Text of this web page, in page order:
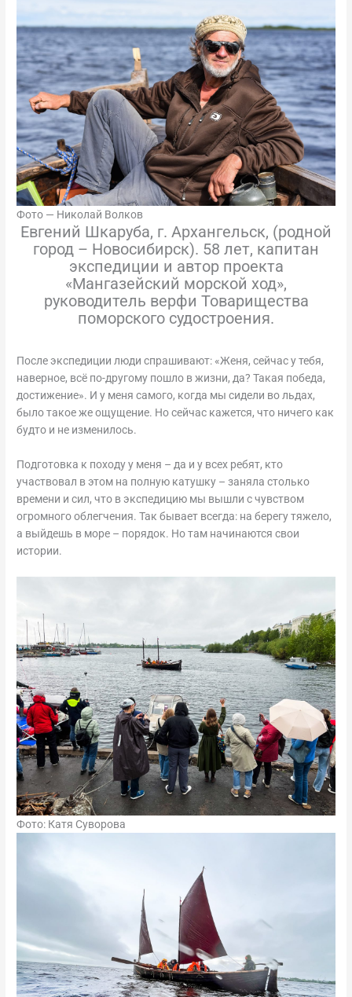
Фото — Николай Волков
Евгений Шкаруба, г. Архангельск, (родной
город – Новосибирск). 58 лет, капитан
экспедиции и автор проекта
«Мангазейский морской ход»,
руководитель верфи Товарищества
поморского судостроения.
После экспедиции люди спрашивают: «Женя, сейчас у тебя,
наверное, всё по-другому пошло в жизни, да? Такая победа,
достижение». И у меня самого, когда мы сидели во льдах,
было такое же ощущение. Но сейчас кажется, что ничего как
будто и не изменилось.
Подготовка к походу у меня – да и у всех ребят, кто
участвовал в этом на полную катушку – заняла столько
времени и сил, что в экспедицию мы вышли с чувством
огромного облегчения. Так бывает всегда: на берегу тяжело,
а выйдешь в море – порядок. Но там начинаются свои
истории.
Фото: Катя Суворова